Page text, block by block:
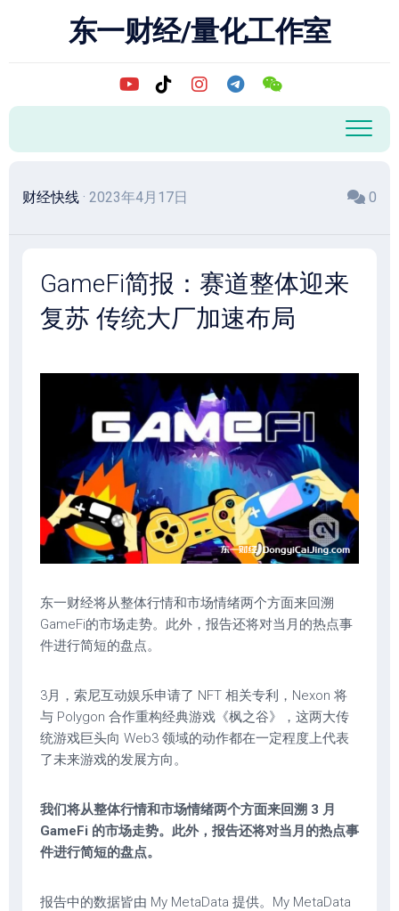
东一财经/量化工作室
财经快线 · 2023年4月17日 0
GameFi简报：赛道整体迎来
复苏 传统大厂加速布局
东一财经将从整体行情和市场情绪两个方面来回溯
GameFi的市场走势。此外，报告还将对当月的热点事
件进行简短的盘点。
3月，索尼互动娱乐申请了 NFT 相关专利，Nexon 将
与 Polygon 合作重构经典游戏《枫之谷》，这两大传
统游戏巨头向 Web3 领域的动作都在一定程度上代表
了未来游戏的发展方向。
我们将从整体行情和市场情绪两个方面来回溯 3 月
GameFi 的市场走势。此外，报告还将对当月的热点事
件进行简短的盘点。
报告中的数据皆由 My MetaData 提供。My MetaData